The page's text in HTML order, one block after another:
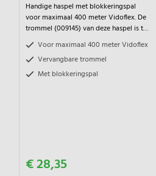
Handige haspel met blokkeringspal
voor maximaal 400 meter Vidoflex. De
trommel (009145) van deze haspel is te
vervangen.
Voor maximaal 400 meter Vidoflex
Vervangbare trommel
Met blokkeringspal
€ 28,35